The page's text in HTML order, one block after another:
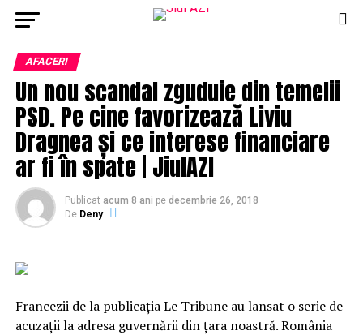
AFACERI
Un nou scandal zguduie din temelii
PSD. Pe cine favorizează Liviu
Dragnea și ce interese financiare
ar fi în spate | JiulAZI
Publicat acum 8 ani pe decembrie 26, 2018
De Deny
Francezii de la publicaţia Le Tribune au lansat o serie de
acuzaţii la adresa guvernării din ţara noastră. România